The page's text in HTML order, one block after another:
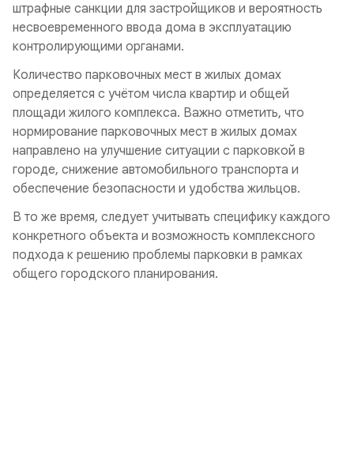
штрафные санкции для застройщиков и вероятность
несвоевременного ввода дома в эксплуатацию
контролирующими органами.
Количество парковочных мест в жилых домах
определяется с учётом числа квартир и общей
площади жилого комплекса. Важно отметить, что
нормирование парковочных мест в жилых домах
направлено на улучшение ситуации с парковкой в
городе, снижение автомобильного транспорта и
обеспечение безопасности и удобства жильцов.
В то же время, следует учитывать специфику каждого
конкретного объекта и возможность комплексного
подхода к решению проблемы парковки в рамках
общего городского планирования.